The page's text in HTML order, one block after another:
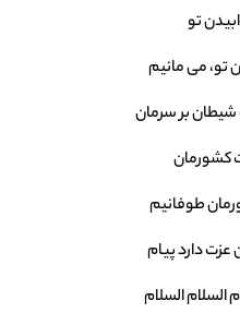
تو
تو، می مانیم
شیطان بر سرمان
کشورمان
طوفانیم
دارد پیام
السلام